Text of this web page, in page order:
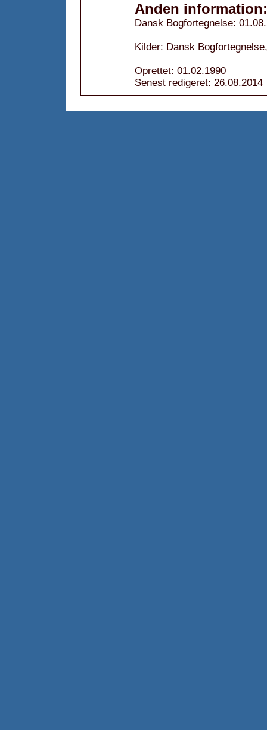
Anden information:
Dansk Bogfortegnelse:
Kilder: Dansk
Oprettet: 01.02.1990
Senest redigeret: 26.08.2014